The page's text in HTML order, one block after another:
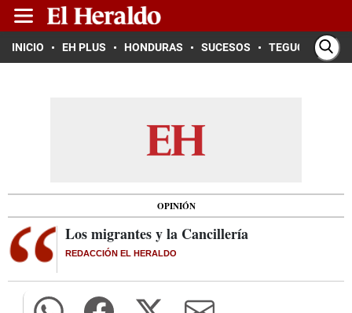
INICIO EH PLUS HONDURAS SUCESOS TEGUCIGALPA
OPINIÓN
Los migrantes y la Cancillería
REDACCIÓN EL HERALDO